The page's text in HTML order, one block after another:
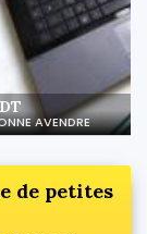
AVENDRE
de petites